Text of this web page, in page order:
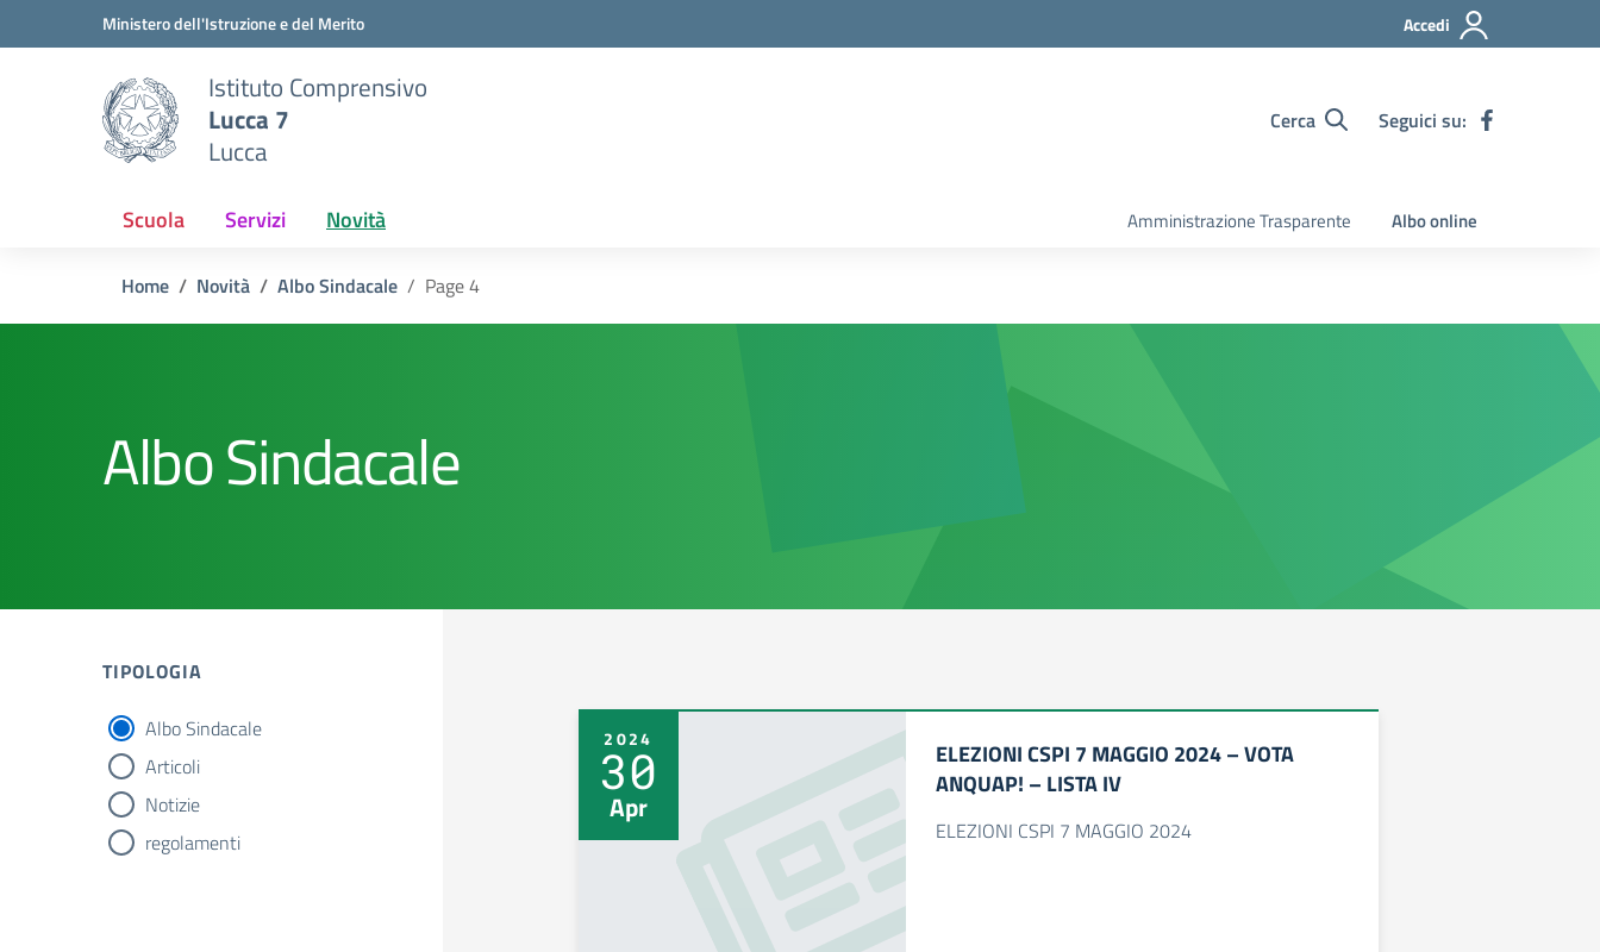
Vai ai contenuti
Vai al menu di navigazioneMinistero dell'Istruzione e del Merito Accedi
Istituto Comprensivo
Lucca 7
Lucca
Cerca Seguici su:
Scuola Servizi Novità Amministrazione Trasparente Albo online
Home Novità Albo Sindacale Page 4
Albo Sindacale
TIPOLOGIA
tipologia di articoli
Albo Sindacale
Articoli
Notizie
regolamenti
2024
30
Apr
ELEZIONI CSPI 7 MAGGIO 2024 – VOTA
ANQUAP! – LISTA IV
ELEZIONI CSPI 7 MAGGIO 2024